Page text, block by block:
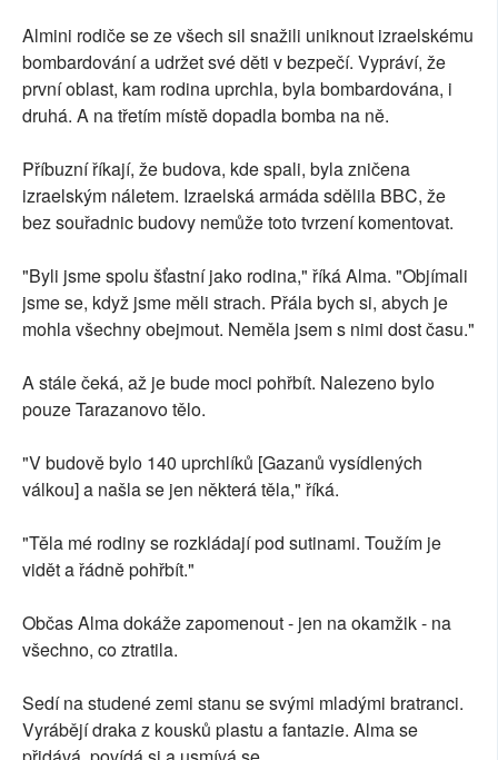
Almini rodiče se ze všech sil snažili uniknout izraelskému
bombardování a udržet své děti v bezpečí. Vypráví, že
první oblast, kam rodina uprchla, byla bombardována, i
druhá. A na třetím místě dopadla bomba na ně.
Příbuzní říkají, že budova, kde spali, byla zničena
izraelským náletem. Izraelská armáda sdělila BBC, že
bez souřadnic budovy nemůže toto tvrzení komentovat.
"Byli jsme spolu šťastní jako rodina," říká Alma. "Objímali
jsme se, když jsme měli strach. Přála bych si, abych je
mohla všechny obejmout. Neměla jsem s nimi dost času."
A stále čeká, až je bude moci pohřbít. Nalezeno bylo
pouze Tarazanovo tělo.
"V budově bylo 140 uprchlíků [Gazanů vysídlených
válkou] a našla se jen některá těla," říká.
"Těla mé rodiny se rozkládají pod sutinami. Toužím je
vidět a řádně pohřbít."
Občas Alma dokáže zapomenout - jen na okamžik - na
všechno, co ztratila.
Sedí na studené zemi stanu se svými mladými bratranci.
Vyrábějí draka z kousků plastu a fantazie. Alma se